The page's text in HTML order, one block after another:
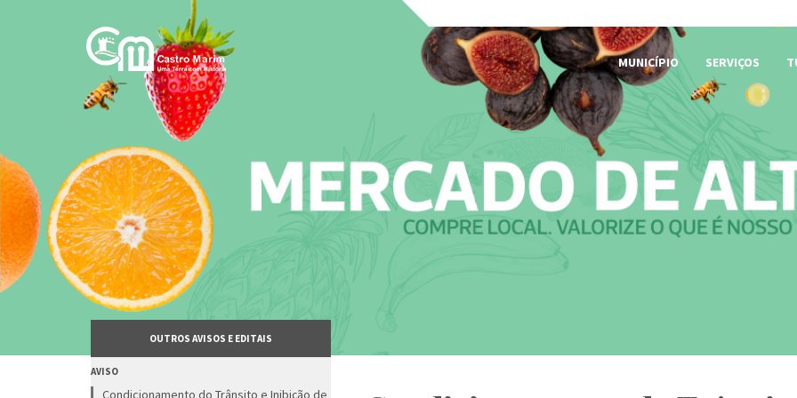
MUNICÍPIO
SERVIÇOS
OUTROS AVISOS E EDITAIS
AVISO
Condicionamento do Trânsito e Inibição de